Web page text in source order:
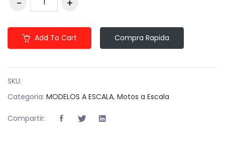
Add To Cart Compra Rapida
SKU:
Categoria: MODELOS A ESCALA, Motos a Escala
Compartir: